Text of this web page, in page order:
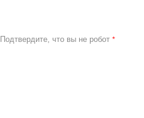
Подтвердите, что вы не робот *